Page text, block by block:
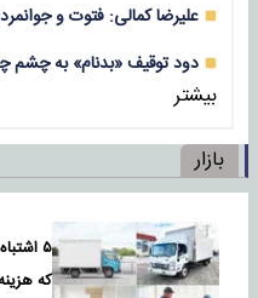
علیرضا کمالی: فتوت و
دود توقیف «بدنام» به
بیشتر
بازار
۵
که